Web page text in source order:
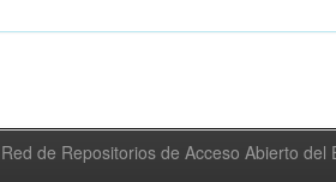
de Repositorios de Acceso Abierto del